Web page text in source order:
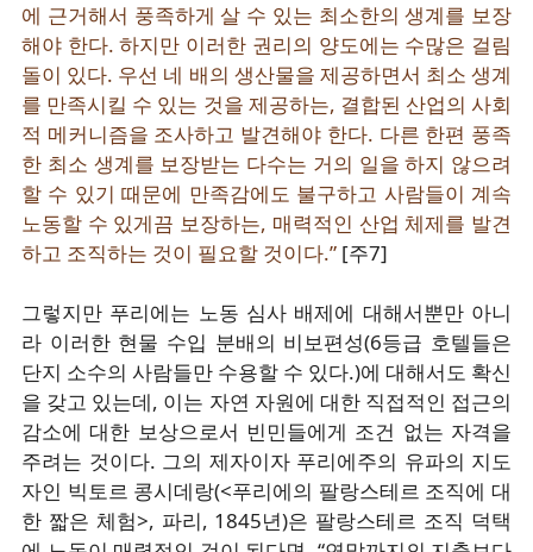
에 근거해서 풍족하게 살 수 있는 최소한의 생계를 보장
해야 한다. 하지만 이러한 권리의 양도에는 수많은 걸림
돌이 있다. 우선 네 배의 생산물을 제공하면서 최소 생계
를 만족시킬 수 있는 것을 제공하는, 결합된 산업의 사회
적 메커니즘을 조사하고 발견해야 한다. 다른 한편 풍족
한 최소 생계를 보장받는 다수는 거의 일을 하지 않으려
할 수 있기 때문에 만족감에도 불구하고 사람들이 계속
노동할 수 있게끔 보장하는, 매력적인 산업 체제를 발견
하고 조직하는 것이 필요할 것이다.” [주7]
그렇지만 푸리에는 노동 심사 배제에 대해서뿐만 아니
라 이러한 현물 수입 분배의 비보편성(6등급 호텔들은
단지 소수의 사람들만 수용할 수 있다.)에 대해서도 확신
을 갖고 있는데, 이는 자연 자원에 대한 직접적인 접근의
감소에 대한 보상으로서 빈민들에게 조건 없는 자격을
주려는 것이다. 그의 제자이자 푸리에주의 유파의 지도
자인 빅토르 콩시데랑(<푸리에의 팔랑스테르 조직에 대
한 짧은 체험>, 파리, 1845년)은 팔랑스테르 조직 덕택